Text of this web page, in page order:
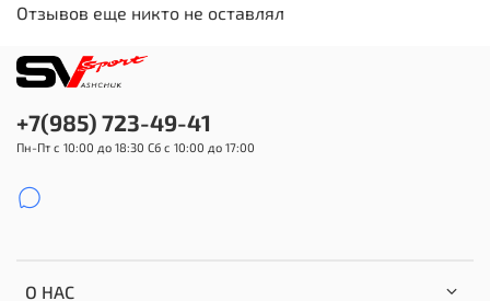
Отзывов еще никто не оставлял
О НАС
+7(985) 723-49-41
Пн-Пт с 10:00 до 18:30 Сб с 10:00 до 17:00